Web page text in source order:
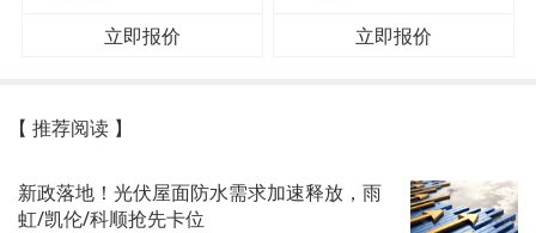
立即报价 立即报价
【 推荐阅读 】
新政落地！光伏屋面防水需求加速释放，雨
虹/凯伦/科顺抢先卡位